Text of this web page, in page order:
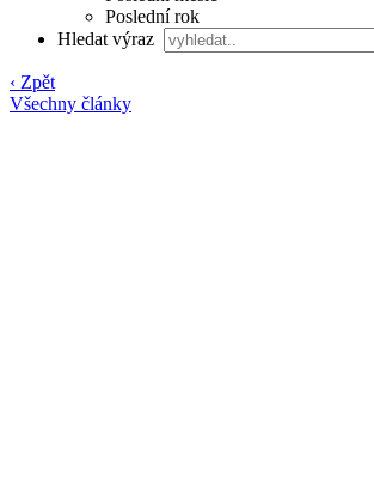
Poslední rok
Hledat výraz
‹ Zpět
Všechny články